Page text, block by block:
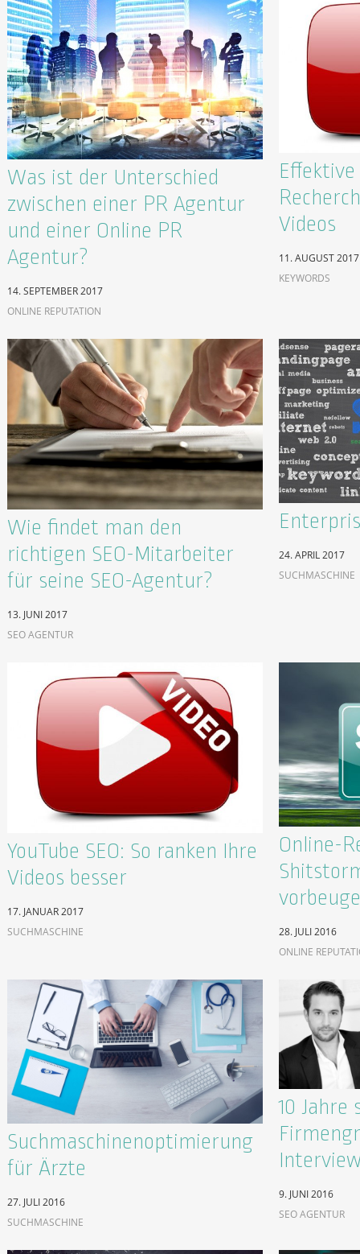
Was ist der Unterschied
zwischen einer PR Agentur
und einer Online PR
Agentur?
14. SEPTEMBER 2017
ONLINE REPUTATION
Videos
11. AUGUST 2017
KEYWORDS
Wie findet man den
richtigen SEO-Mitarbeiter
für seine SEO-Agentur?
13. JUNI 2017
SEO AGENTUR
24. APRIL 2017
SUCHMASCHINE
YouTube SEO: So ranken Ihre
Videos besser
17. JANUAR 2017
SUCHMASCHINE
Online-
28. JULI 2016
ONLINE
Suchmaschinenoptimierung
für Ärzte
27. JULI 2016
SUCHMASCHINE
10 Jahre
9. JUNI 2016
SEO AGENTUR